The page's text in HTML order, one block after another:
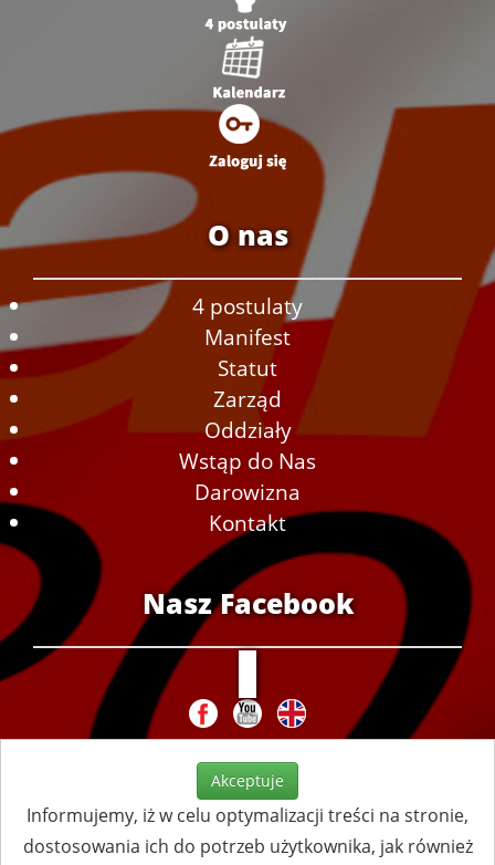
O nas
4 postulaty
Manifest
Statut
Zarząd
Oddziały
Wstąp do Nas
Darowizna
Kontakt
Nasz Facebook
Akceptuje
Informujemy, iż w celu optymalizacji treści na stronie,
dostosowania ich do potrzeb użytkownika, jak również